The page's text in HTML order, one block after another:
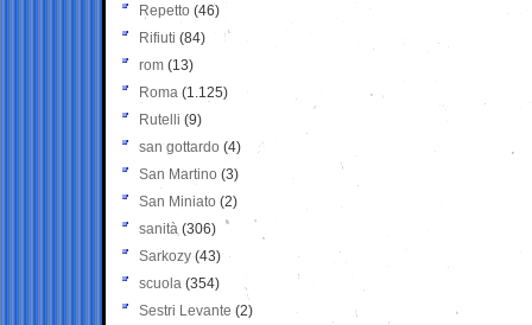
Repetto (46)
Rifiuti (84)
rom (13)
Roma (1.125)
Rutelli (9)
san gottardo (4)
San Martino (3)
San Miniato (2)
sanità (306)
Sarkozy (43)
scuola (354)
Sestri Levante (2)